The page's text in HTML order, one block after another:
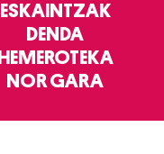
ESKAINTZAK
DENDA
HEMEROTEKA
NOR GARA